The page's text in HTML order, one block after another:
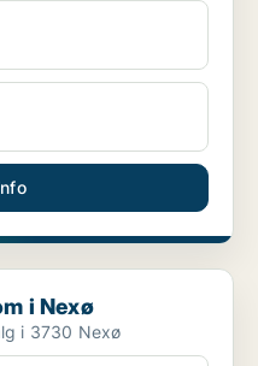
i Nexø
i 3730 Nexø